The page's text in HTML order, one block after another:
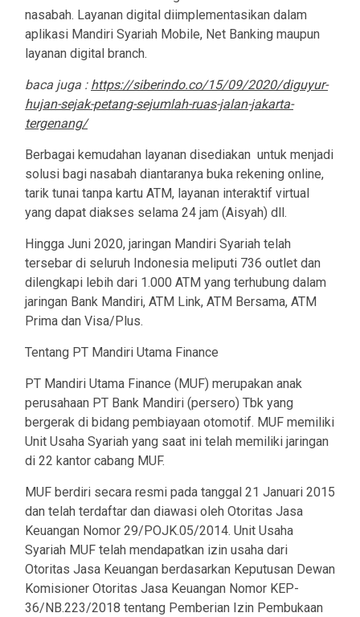
nasabah. Layanan digital diimplementasikan dalam
aplikasi Mandiri Syariah Mobile, Net Banking maupun
layanan digital branch.
baca juga : https://siberindo.co/15/09/2020/diguyur-
hujan-sejak-petang-sejumlah-ruas-jalan-jakarta-
tergenang/
Berbagai kemudahan layanan disediakan untuk menjadi
solusi bagi nasabah diantaranya buka rekening online,
tarik tunai tanpa kartu ATM, layanan interaktif virtual
yang dapat diakses selama 24 jam (Aisyah) dll.
Hingga Juni 2020, jaringan Mandiri Syariah telah
tersebar di seluruh Indonesia meliputi 736 outlet dan
dilengkapi lebih dari 1.000 ATM yang terhubung dalam
jaringan Bank Mandiri, ATM Link, ATM Bersama, ATM
Prima dan Visa/Plus.
Tentang PT Mandiri Utama Finance
PT Mandiri Utama Finance (MUF) merupakan anak
perusahaan PT Bank Mandiri (persero) Tbk yang
bergerak di bidang pembiayaan otomotif. MUF memiliki
Unit Usaha Syariah yang saat ini telah memiliki jaringan
di 22 kantor cabang MUF.
MUF berdiri secara resmi pada tanggal 21 Januari 2015
dan telah terdaftar dan diawasi oleh Otoritas Jasa
Keuangan Nomor 29/POJK.05/2014. Unit Usaha
Syariah MUF telah mendapatkan izin usaha dari
Otoritas Jasa Keuangan berdasarkan Keputusan Dewan
Komisioner Otoritas Jasa Keuangan Nomor KEP-
36/NB.223/2018 tentang Pemberian Izin Pembukaan